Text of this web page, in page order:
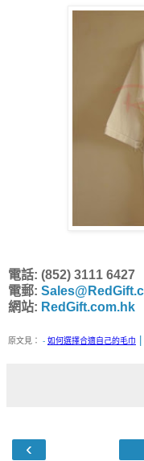
電話: (852) 3111 6427
電郵:
網站: RedGift.com.hk
原文見： - 如何選擇合適自己的毛巾
‹